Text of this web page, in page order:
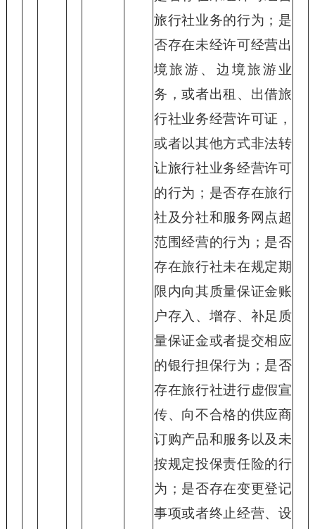
旅行社业务的行为；是
否存在未经许可经营出
境旅游、边境旅游业
务，或者出租、出借旅
行社业务经营许可证，
或者以其他方式非法转
让旅行社业务经营许可
的行为；是否存在旅行
社及分社和服务网点超
范围经营的行为；是否
存在旅行社未在规定期
限内向其质量保证金账
户存入、增存、补足质
量保证金或者提交相应
的银行担保行为；是否
存在旅行社进行虚假宣
传、向不合格的供应商
订购产品和服务以及未
按规定投保责任险的行
为；是否存在变更登记
事项或者终止经营、设